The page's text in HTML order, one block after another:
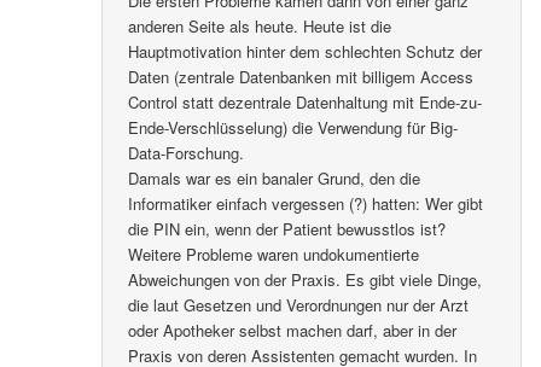
anderen Seite als heute. Heute ist die
Hauptmotivation hinter dem schlechten Schutz der
Daten (zentrale Datenbanken mit billigem Access
Control statt dezentrale Datenhaltung mit Ende-zu-
Ende-Verschlüsselung) die Verwendung für Big-
Data-Forschung.
Damals war es ein banaler Grund, den die
Informatiker einfach vergessen (?) hatten: Wer gibt
die PIN ein, wenn der Patient bewusstlos ist?
Weitere Probleme waren undokumentierte
Abweichungen von der Praxis. Es gibt viele Dinge,
die laut Gesetzen und Verordnungen nur der Arzt
oder Apotheker selbst machen darf, aber in der
Praxis von deren Assistenten gemacht wurden. In